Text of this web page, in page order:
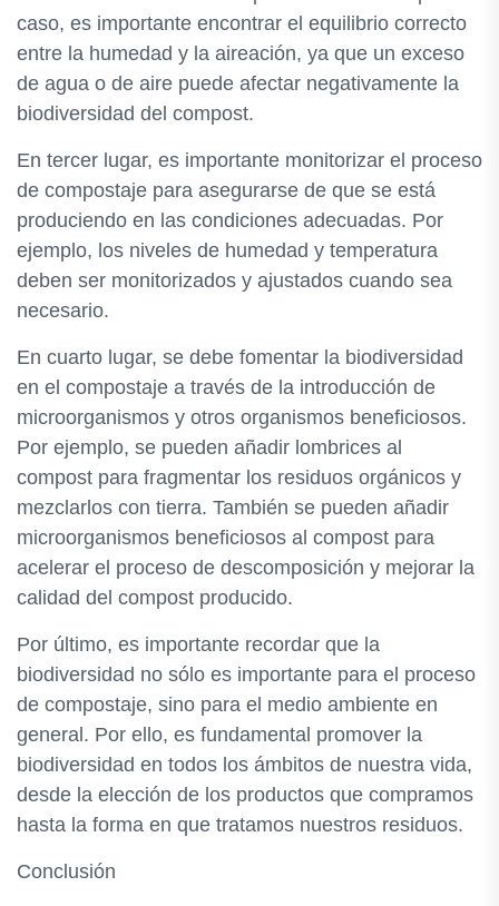
caso, es importante encontrar el equilibrio correcto
entre la humedad y la aireación, ya que un exceso
de agua o de aire puede afectar negativamente la
biodiversidad del compost.
En tercer lugar, es importante monitorizar el proceso
de compostaje para asegurarse de que se está
produciendo en las condiciones adecuadas. Por
ejemplo, los niveles de humedad y temperatura
deben ser monitorizados y ajustados cuando sea
necesario.
En cuarto lugar, se debe fomentar la biodiversidad
en el compostaje a través de la introducción de
microorganismos y otros organismos beneficiosos.
Por ejemplo, se pueden añadir lombrices al
compost para fragmentar los residuos orgánicos y
mezclarlos con tierra. También se pueden añadir
microorganismos beneficiosos al compost para
acelerar el proceso de descomposición y mejorar la
calidad del compost producido.
Por último, es importante recordar que la
biodiversidad no sólo es importante para el proceso
de compostaje, sino para el medio ambiente en
general. Por ello, es fundamental promover la
biodiversidad en todos los ámbitos de nuestra vida,
desde la elección de los productos que compramos
hasta la forma en que tratamos nuestros residuos.
Conclusión